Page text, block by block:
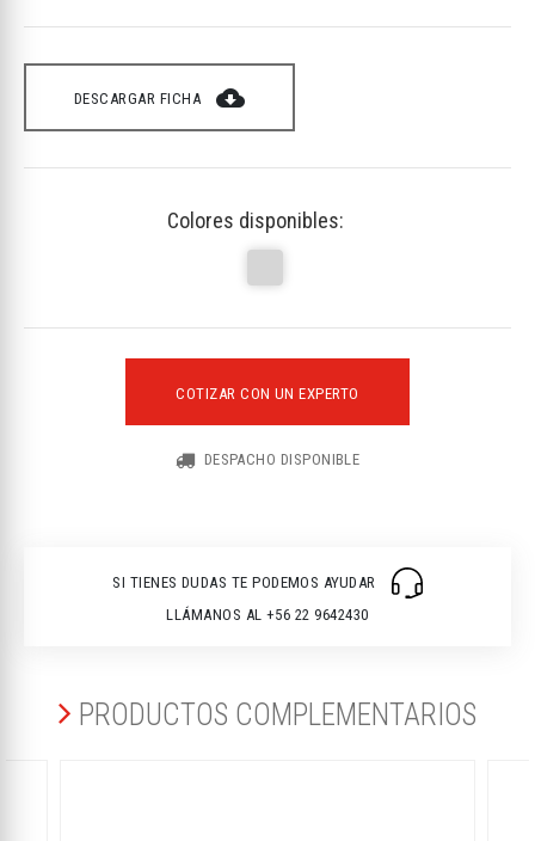
DESCARGAR FICHA cloud_download
Colores disponibles:
COTIZAR CON UN EXPERTO
DESPACHO DISPONIBLE
SI TIENES DUDAS TE PODEMOS AYUDAR
LLÁMANOS AL +56 22 9642430
PRODUCTOS COMPLEMENTARIOS